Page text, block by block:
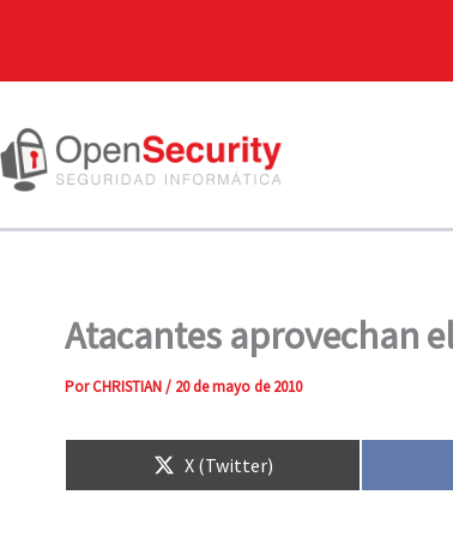
Atacantes aprovechan
PorCHRISTIAN/ 20 de mayo de 2010
Compartir
en
X (Twitter)